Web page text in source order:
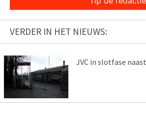
VERDER IN HET NIEUWS:
JVC in slotfase